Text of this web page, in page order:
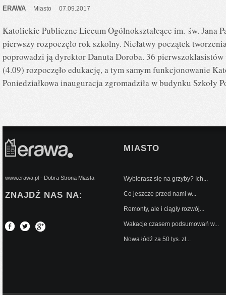
ERAWA Miasto 07.09.2017
Katolickie Publiczne Liceum Ogólnokształcące im. św. Jana
pierwszy rozpoczęło rok szkolny. Niełatwy początek
poprowadzi ją dyrektor Danuta Doroba. 36
(4.09) rozpoczęło edukację, a tym samym funkcjonowanie
Poniedziałkowa inauguracja zgromadziła w budynku Szkoły
www.erawa.pl - Dobra Strona Miasta
ZNAJDŹ NAS NA:
MIASTO
Wybierasz się na grzyby? Ich...
Co jeszcze przed nami w...
Remonty, ale i ciągły rozwój...
Wakacje czasem podsumowań w...
Nowa łódź za 50 tys. zł...